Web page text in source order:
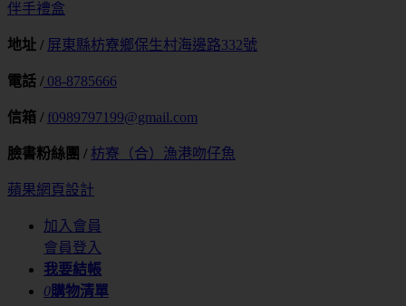
伴手禮盒
地址 / 屏東縣枋寮鄉保生村海邊路332號
電話 / 08-8785666
信箱 / f0989797199@gmail.com
臉書粉絲團 / 枋寮（合）漁港吻仔魚
蘋果網頁設計
加入會員
會員登入
我要結帳
0購物清單